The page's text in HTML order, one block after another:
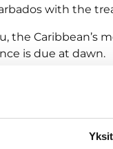
with the
the Caribbean’s
is due at dawn.